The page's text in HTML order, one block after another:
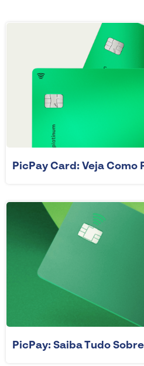
PicPay Card: Veja Como
PicPay: Saiba Tudo